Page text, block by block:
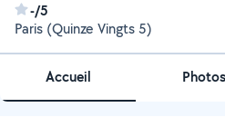
-/5
Paris (Quinze Vingts 5)
Accueil Photos